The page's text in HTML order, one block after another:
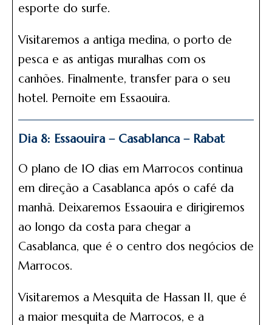
esporte do surfe.
Visitaremos a antiga medina, o porto de
pesca e as antigas muralhas com os
canhões. Finalmente, transfer para o seu
hotel. Pernoite em Essaouira.
Dia 8: Essaouira – Casablanca – Rabat
O plano de 10 dias em Marrocos continua
em direção a Casablanca após o café da
manhã. Deixaremos Essaouira e dirigiremos
ao longo da costa para chegar a
Casablanca, que é o centro dos negócios de
Marrocos.
Visitaremos a Mesquita de Hassan II, que é
a maior mesquita de Marrocos, e a